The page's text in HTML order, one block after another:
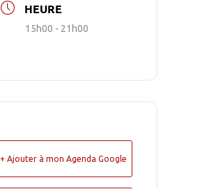
HEURE
15h00 - 21h00
+ Ajouter à mon Agenda Google